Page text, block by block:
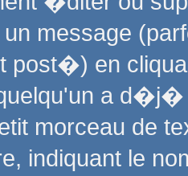
message
post�) en
a
morceau de
indiquant le